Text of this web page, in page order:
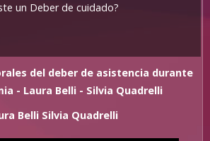
un Deber de cuidado?
del deber de asistencia durante
- Laura Belli - Silvia Quadrelli
Belli Silvia Quadrelli